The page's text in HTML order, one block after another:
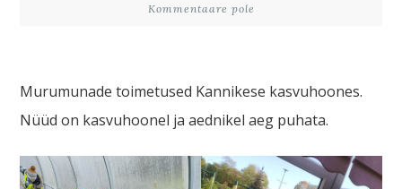
Kommentaare pole
Murumunade toimetused Kannikese kasvuhoones.
Nüüd on kasvuhoonel ja aednikel aeg puhata.